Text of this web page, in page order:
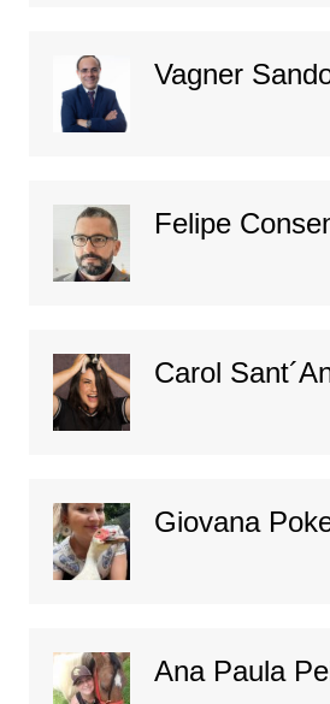
Vagner
Felipe
Carol
Giovana
Ana Paula